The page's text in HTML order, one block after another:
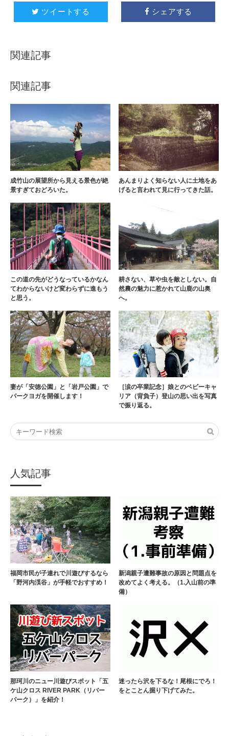
 ツイートする  シェアする
関連記事
関連記事
成竹山の展望所から見える景色が絶
景すぎておどろいた。
あんまりよく知らない人に土地をあ
げると言われて見に行ってきた話。
この道の先がどうなっているかなん
てわからないけど変わらずに進もう
と思う。
耕さない、草や虫を敵としない。自
然農の魅力に惹かれて山鹿の山奥
へ。
妻が「安徳公園」と「岩戸公園」で
パークヨガを開催します！
［涙の卒業記念］娘とのベビーキャ
リア（背負子）登山の思い出を写真
で振り返る。
人気記事
福岡市民が子連れで川遊びするなら
「野河内渓谷」が手軽でおすすめ！
新潟親子遭難事故の原因と問題点を
改めてよく考える。（1.入山前の準
備）
那珂川のニュー川遊びスポット「五
ケ山クロス RIVER PARK（リバー
パーク）」を紹介！
迷ったら沢を下るな！尾根にでろ！
をとことん掘り下げてみた。